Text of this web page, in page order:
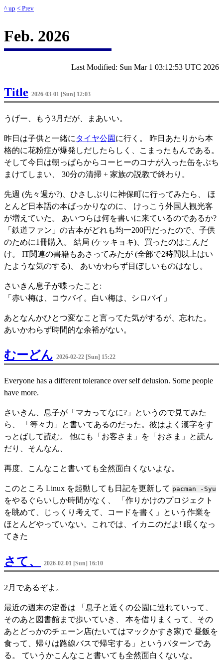
^ up < Prev
Feb. 2026
Last Modified: Sun Mar 1 03:12:53 UTC 2026
Title 2026-03-01 [Sun] 12:03
うげー、もう3月だが、まあいい。
昨日は子供と一緒に タイヤ公園 に行く。 昨日あたりから本
格的に花粉症が爆発しだしたらしく、こまったもんである。
そして今日は朝っぱらからコーヒーのコナが入った缶をぶち
まけてしまい、 30分の清掃 + 家族の説教で終わり。
先週 (先々週か?)、ひさしぶりに神保町に行ってみたら、 ほ
とんど日本語の本ばっかりなのに、 けっこう外国人観光客
が増えていた。 あいつらは何を書いに来ているのであるか?
「鉄道ファン」の古本がどれも均一200円だったので、子供
のために1冊購入。 結局 (ケッキョキ)、買ったのはこんだ
け。 IT関連の書籍もあさってみたが (全部で2時間以上はい
たような気のする)、 あいかわらず目ぼしいものはなし。
さいきん息子が喋ったこと:
「赤い梅は、コウバイ。白い梅は、シロバイ」
あとなんかひとつ変なこと言ってた気がするが、忘れた。
あいかわらず時間的な余裕がない。
むーどん 2026-02-22 [Sun] 15:22
Everyone has a different tolerance over self delusion. Some people
have more.
さいきん、息子が「マカってなに?」というので見てみた
ら、 「等々力」と書いてあるのだった。彼はよく漢字をす
っとばして読む。 他にも「お客さま」を「おさま」と読ん
だり、そんなん、
再度、こんなこと書いても全然面白くないよな。
このところ Linux を起動しても日記を更新して pacman -Syu
をやるぐらいしか時間がなく、 「作りかけのプロジェクト
を眺めて、じっくり考えて、コードを書く」という作業を
ほとんどやっていない。これでは、イカニのだよ! 眠くなっ
てきた
さて、 2026-02-01 [Sun] 16:10
2月であるぞよ。
最近の週末の定番は 「息子と近くの公園に連れていって、
そのあと図書館まで歩いていき、 本を借りまくって、その
あとどっかのチェーン店(たいてはマックかすき家)で 昼飯を
食って、帰りは路線バスで帰宅する」というパターンであ
る。 ていうかこんなこと書いても全然面白くないな。